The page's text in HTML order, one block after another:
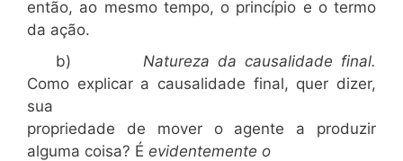
então, ao mesmo tempo, o princípio e o termo
da ação.
b) Natureza da causalidade final.
Como explicar a causalidade final, quer dizer,
sua
propriedade de mover o agente a produzir
alguma coisa? É evidentemente o